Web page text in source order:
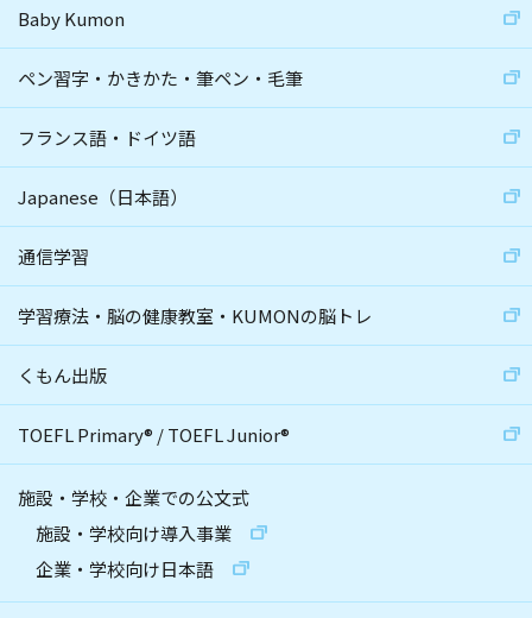
Baby Kumon
ペン習字・かきかた・筆ペン・毛筆
フランス語・ドイツ語
Japanese（日本語）
通信学習
学習療法・脳の健康教室・KUMONの脳トレ
くもん出版
TOEFL Primary® /TOEFL Junior®
施設・学校・企業での公文式
施設・学校向け導入事業
企業・学校向け日本語